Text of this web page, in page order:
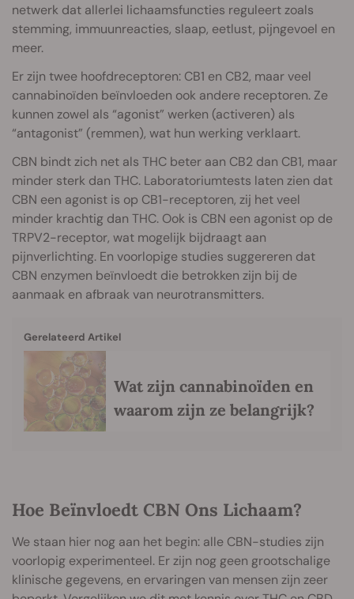
netwerk dat allerlei lichaamsfuncties reguleert zoals
stemming, immuunreacties, slaap, eetlust, pijngevoel en
meer.
Er zijn twee hoofdreceptoren: CB1 en CB2, maar veel
cannabinoïden beïnvloeden ook andere receptoren. Ze
kunnen zowel als “agonist” werken (activeren) als
“antagonist” (remmen), wat hun werking verklaart.
CBN bindt zich net als THC beter aan CB2 dan CB1, maar
minder sterk dan THC. Laboratoriumtests laten zien dat
CBN een agonist is op CB1-receptoren, zij het veel
minder krachtig dan THC. Ook is CBN een agonist op de
TRPV2-receptor, wat mogelijk bijdraagt aan
pijnverlichting. En voorlopige studies suggereren dat
CBN enzymen beïnvloedt die betrokken zijn bij de
aanmaak en afbraak van neurotransmitters.
Gerelateerd Artikel
Wat zijn cannabinoïden en
waarom zijn ze belangrijk?
Hoe Beïnvloedt CBN Ons Lichaam?
We staan hier nog aan het begin: alle CBN-studies zijn
voorlopig experimenteel. Er zijn nog geen grootschalige
klinische gegevens, en ervaringen van mensen zijn zeer